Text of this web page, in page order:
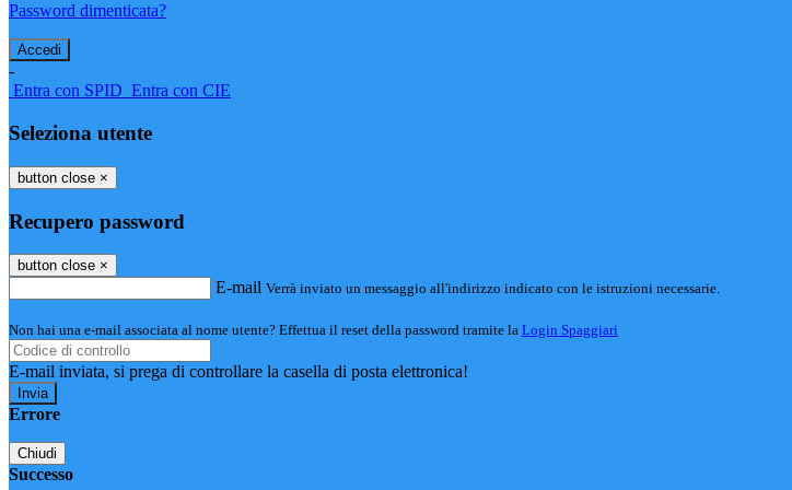
Password dimenticata?
-
Entra con SPID Entra con CIE
Seleziona utente
button close ×
Recupero password
button close ×
E-mail Verrà inviato un messaggio all'indirizzo indicato con le istruzioni necessarie.
Non hai una e-mail associata al nome utente? Effettua il reset della password tramite la Login Spaggiari
E-mail inviata, si prega di controllare la casella di posta elettronica!
Errore
Chiudi
Successo